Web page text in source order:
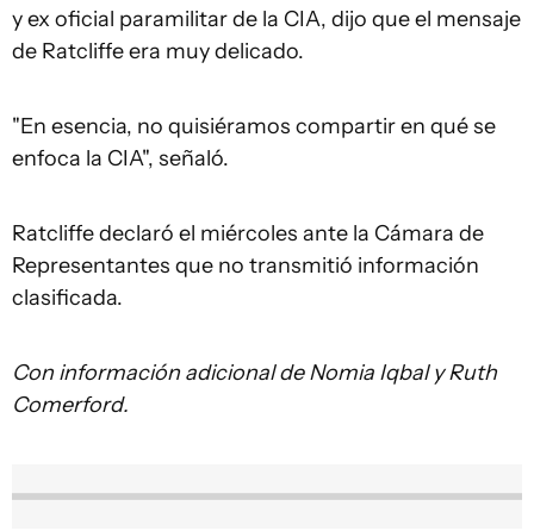
y ex oficial paramilitar de la CIA, dijo que el mensaje
de Ratcliffe era muy delicado.
"En esencia, no quisiéramos compartir en qué se
enfoca la CIA", señaló.
Ratcliffe declaró el miércoles ante la Cámara de
Representantes que no transmitió información
clasificada.
Con información adicional de Nomia Iqbal y Ruth
Comerford.